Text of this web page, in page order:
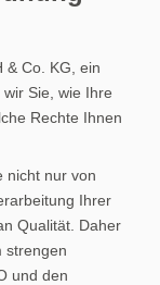
& Co. KG, ein
Sie, wie Ihre
Rechte Ihnen
nicht nur von
Ihrer
Qualität. Daher
strengen
und den